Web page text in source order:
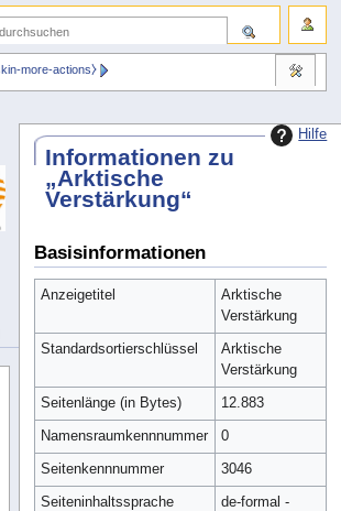
Hilfe
Informationen zu
„Arktische
Verstärkung“
Basisinformationen
Anzeigetitel
Arktische
Verstärkung
Standardsortierschlüssel
Arktische
Verstärkung
Seitenlänge (in Bytes) 12.883
Namensraumkennnummer 0
Seitenkennnummer 3046
Seiteninhaltssprache
de-formal -
more-actions⧽